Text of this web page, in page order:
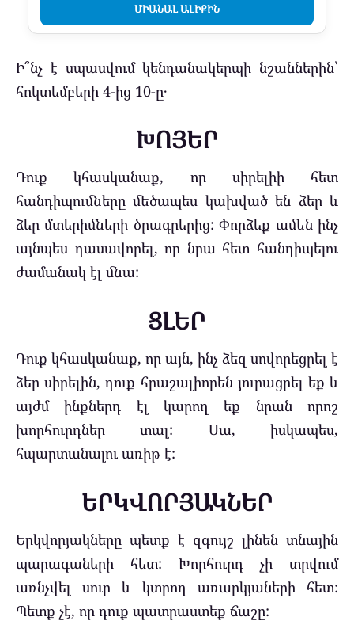
ՄԻԱՆԱԼ ԱԼԻՔԻՆ
Ի՞նչ է սպասվում կենդանակերպի նշաններին՝
հոկտեմբերի 4-ից 10-ը․
ԽՈՅԵՐ
Դուք կհասկանաք, որ սիրելիի հետ
հանդիպումները մեծապես կախված են ձեր և
ձեր մտերիմների ծրագրերից: Փորձեք ամեն ինչ
այնպես դասավորել, որ նրա հետ հանդիպելու
ժամանակ էլ մնա:
ՑԼԵՐ
Դուք կհասկանաք, որ այն, ինչ ձեզ սովորեցրել է
ձեր սիրելին, դուք հրաշալիորեն յուրացրել եք և
այժմ ինքներդ էլ կարող եք նրան որոշ
խորհուրդներ տալ: Սա, իսկապես,
հպարտանալու առիթ է:
ԵՐԿՎՈՐՅԱԿՆԵՐ
Երկվորյակները պետք է զգույշ լինեն տնային
պարագաների հետ: Խորհուրդ չի տրվում
առնչվել սուր և կտրող առարկյաների հետ:
Պետք չէ, որ դուք պատրաստեք ճաշը: